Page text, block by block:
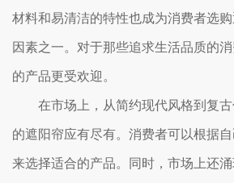
材料和易清洁的特性也成为消费者选
因素之一。对于那些追求生活品质的
的产品更受欢迎。
在市场上，从简约现代风格到复
的遮阳帘应有尽有。消费者可以根据
来选择适合的产品。同时，市场上还